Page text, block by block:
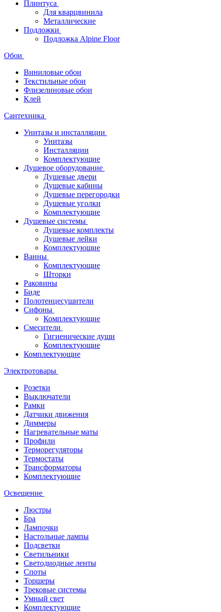
Плинтуса
Для кварцвинила
Металлические
Подложки
Подложка Alpine Floor
Обои
Виниловые обои
Текстильные обои
Флизелиновые обои
Клей
Сантехника
Унитазы и инсталляции
Унитазы
Инсталляции
Комплектующие
Душевое оборудование
Душевые двери
Душевые кабины
Душевые перегородки
Душевые уголки
Комплектующие
Душевые системы
Душевые комплекты
Душевые лейки
Комплектующие
Ванны
Комплектующие
Шторки
Раковины
Биде
Полотенцесушители
Сифоны
Комплектующие
Смесители
Гигиенические души
Комплектующие
Комплектующие
Электротовары
Розетки
Выключатели
Рамки
Датчики движения
Диммеры
Нагревательные маты
Профили
Терморегуляторы
Термостаты
Трансформаторы
Комплектующие
Освещение
Люстры
Бра
Лампочки
Настольные лампы
Подсветки
Светильники
Светодиодные ленты
Споты
Торшеры
Трековые системы
Умный свет
Комплектующие